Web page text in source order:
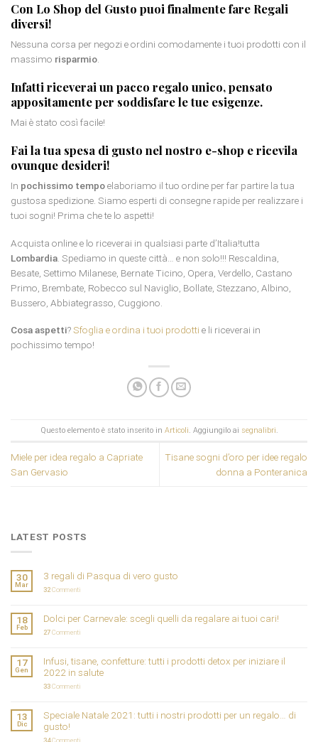
Con Lo Shop del Gusto puoi finalmente fare Regali
diversi!
Nessuna corsa per negozi e ordini comodamente i tuoi prodotti con il
massimo risparmio.
Infatti riceverai un pacco regalo unico, pensato
appositamente per soddisfare le tue esigenze.
Mai è stato così facile!
Fai la tua spesa di gusto nel nostro e-shop e ricevila
ovunque desideri!
In pochissimo tempoelaboriamo il tuo ordine per far partire la tua
gustosa spedizione. Siamo esperti di consegne rapide per realizzare i
tuoi sogni! Prima che te lo aspetti!
Acquista online e lo riceverai in qualsiasi parte d’Italia!tutta
Lombardia . Spediamo in queste città… e non solo!!! Rescaldina,
Besate, Settimo Milanese, Bernate Ticino, Opera, Verdello, Castano
Primo, Brembate, Robecco sul Naviglio, Bollate, Stezzano, Albino,
Bussero, Abbiategrasso, Cuggiono.
Cosa aspetti?Sfoglia e ordina i tuoi prodotti e li riceverai in
pochissimo tempo!
Questo elemento è stato inserito in Articoli. Aggiungilo ai segnalibri.
Miele per idea regalo a Capriate
San Gervasio
Tisane sogni d’oro per idee regalo
donna a Ponteranica
LATEST POSTS
30
Mar
3 regali di Pasqua di vero gusto
32Commenti
18
Feb
Dolci per Carnevale: scegli quelli da regalare ai tuoi cari!
27Commenti
17
Gen
Infusi, tisane, confetture: tutti i prodotti detox per iniziare il
2022 in salute
33Commenti
13
Dic
Speciale Natale 2021: tutti i nostri prodotti per un regalo… di
gusto!
34Commenti